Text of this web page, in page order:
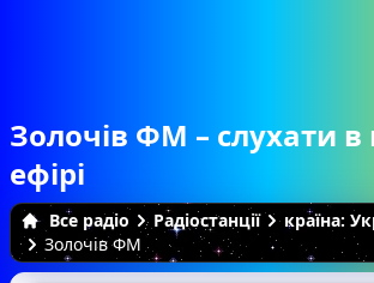
Золочів ФМ – слухати
ефірі
Все радіо Радіостанції
країна:
Золочів ФМ